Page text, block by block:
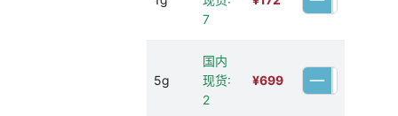
7
5g
国内
现货:
2
¥699